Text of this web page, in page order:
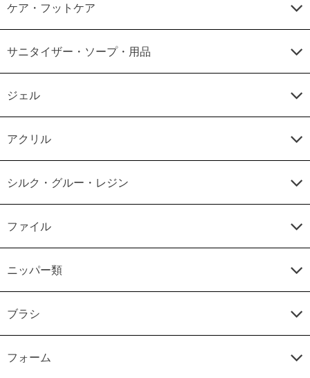
ケア・フットケア
サニタイザー・ソープ・用品
ジェル
アクリル
シルク・グルー・レジン
ファイル
ニッパー類
ブラシ
フォーム